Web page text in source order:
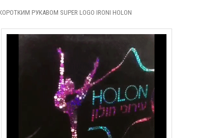
РУКАВОМ SUPER LOGO IRONI HOLON